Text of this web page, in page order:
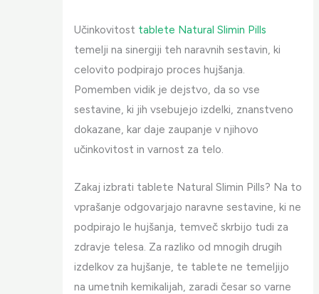
Učinkovitost tablete Natural Slimin Pills
temelji na sinergiji teh naravnih sestavin, ki
celovito podpirajo proces hujšanja.
Pomemben vidik je dejstvo, da so vse
sestavine, ki jih vsebujejo izdelki, znanstveno
dokazane, kar daje zaupanje v njihovo
učinkovitost in varnost za telo.
Zakaj izbrati tablete Natural Slimin Pills? Na to
vprašanje odgovarjajo naravne sestavine, ki ne
podpirajo le hujšanja, temveč skrbijo tudi za
zdravje telesa. Za razliko od mnogih drugih
izdelkov za hujšanje, te tablete ne temeljijo
na umetnih kemikalijah, zaradi česar so varne